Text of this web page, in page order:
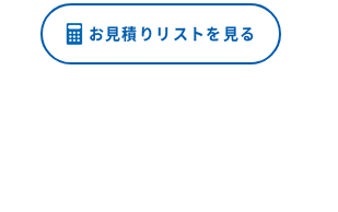
お見積りリストを見る